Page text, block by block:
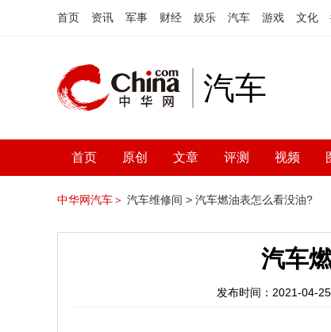
首页 资讯 军事 财经 娱乐 汽车 游戏 文化
汽车
首页 原创 文章 评测 视频
中华网汽车＞ 汽车维修间 > 汽车燃油表怎么看没油?
汽车
发布时间：2021-04-